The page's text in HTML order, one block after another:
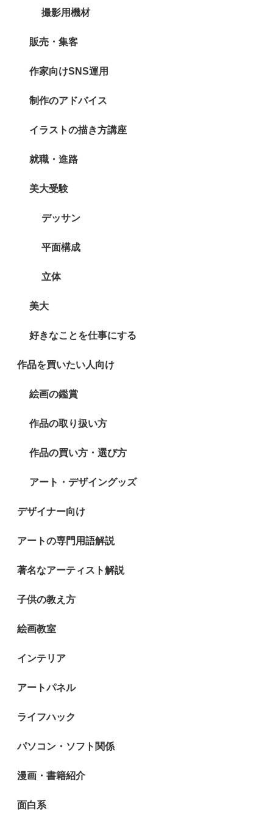
撮影用機材
販売・集客
作家向けSNS運用
制作のアドバイス
イラストの描き方講座
就職・進路
美大受験
デッサン
平面構成
立体
美大
好きなことを仕事にする
作品を買いたい人向け
絵画の鑑賞
作品の取り扱い方
作品の買い方・選び方
アート・デザイングッズ
デザイナー向け
アートの専門用語解説
著名なアーティスト解説
子供の教え方
絵画教室
インテリア
アートパネル
ライフハック
パソコン・ソフト関係
漫画・書籍紹介
面白系